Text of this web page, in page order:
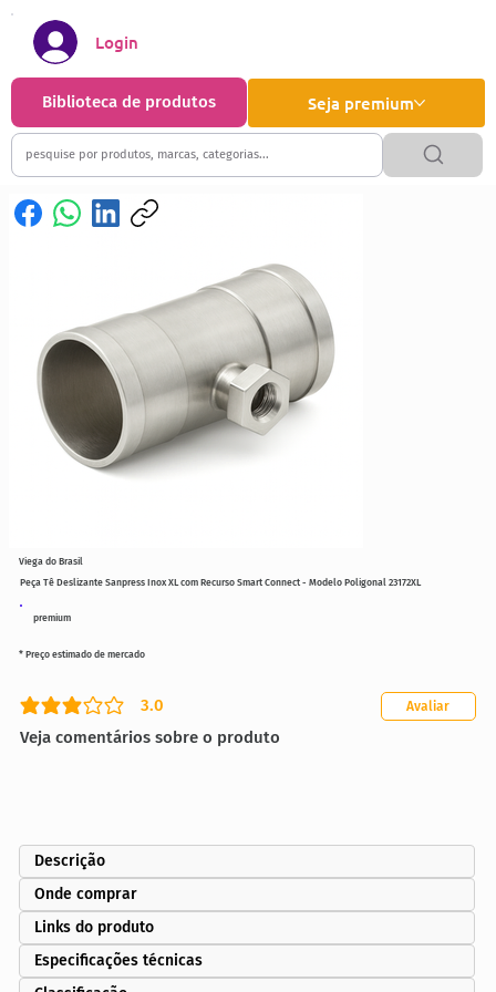
Seja premium
Biblioteca de produtos
Login
premium
Peça Tê Deslizante Sanpress Inox XL com Recurso Smart Connect - Modelo Poligonal 23172XL
3.0
classificação média é 3 de 5
Veja comentários sobre o produto
Avaliar
* Preço estimado de mercado
Viega do Brasil
Descrição
Onde comprar
Links do produto
Especificações técnicas